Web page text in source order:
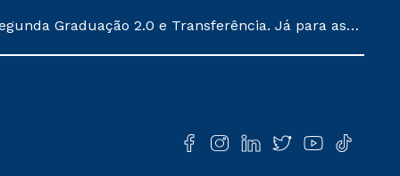
Graduação 2.0 e Transferência. Já para as